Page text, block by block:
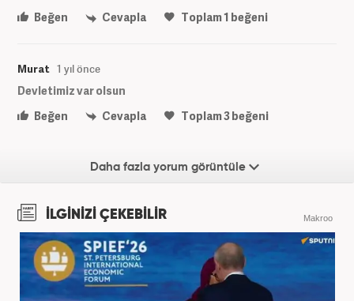
Beğen Cevapla Toplam1 beğeni
Murat 1 yıl önce
Devletimiz var olsun
Beğen
Cevapla Toplam3beğeni
Daha fazla yorum görüntüle
İLGİNİZİ ÇEKEBİLİR Makroo